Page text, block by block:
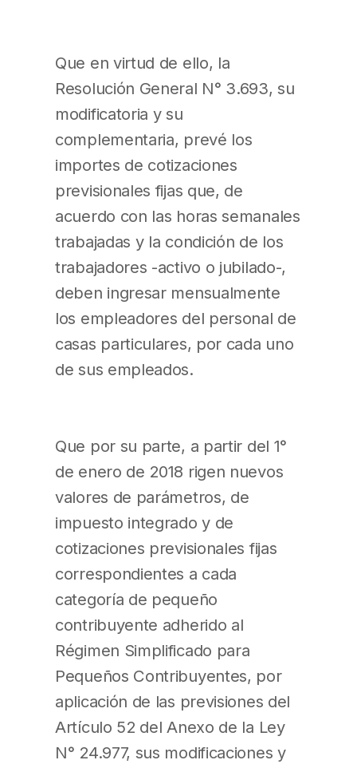
Que en virtud de ello, la
Resolución General N° 3.693, su
modificatoria y su
complementaria, prevé los
importes de cotizaciones
previsionales fijas que, de
acuerdo con las horas semanales
trabajadas y la condición de los
trabajadores -activo o jubilado-,
deben ingresar mensualmente
los empleadores del personal de
casas particulares, por cada uno
de sus empleados.
Que por su parte, a partir del 1°
de enero de 2018 rigen nuevos
valores de parámetros, de
impuesto integrado y de
cotizaciones previsionales fijas
correspondientes a cada
categoría de pequeño
contribuyente adherido al
Régimen Simplificado para
Pequeños Contribuyentes, por
aplicación de las previsiones del
Artículo 52 del Anexo de la Ley
N° 24.977, sus modificaciones y